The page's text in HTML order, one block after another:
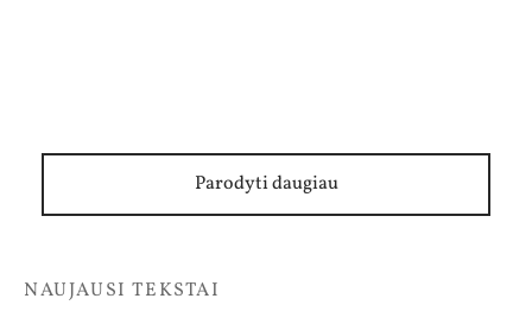
Parodyti daugiau
NAUJAUSI TEKSTAI